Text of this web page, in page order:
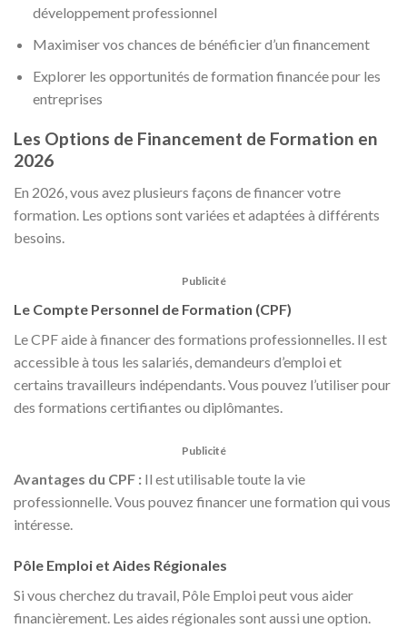
développement professionnel
Maximiser vos chances de bénéficier d’un financement
Explorer les opportunités de formation financée pour les
entreprises
Les Options de Financement de Formation en
2026
En 2026, vous avez plusieurs façons de financer votre
formation. Les options sont variées et adaptées à différents
besoins.
Publicité
Le Compte Personnel de Formation (CPF)
Le CPF aide à financer des formations professionnelles. Il est
accessible à tous les salariés, demandeurs d’emploi et
certains travailleurs indépendants. Vous pouvez l’utiliser pour
des formations certifiantes ou diplômantes.
Publicité
Avantages du CPF : Il est utilisable toute la vie
professionnelle. Vous pouvez financer une formation qui vous
intéresse.
Pôle Emploi et Aides Régionales
Si vous cherchez du travail, Pôle Emploi peut vous aider
financièrement. Les aides régionales sont aussi une option.